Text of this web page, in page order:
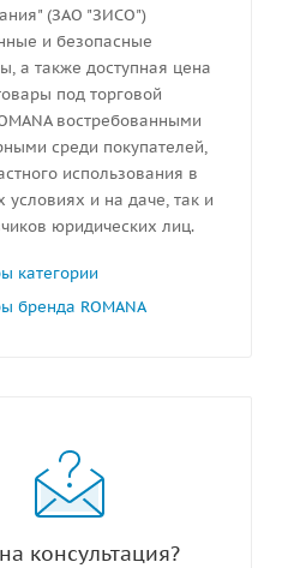
(ЗАО "ЗИСО")
и безопасные
а также доступная цена
под торговой
востребованными
среди покупателей,
использования в
и на даче, так и
юридических лиц.
категории
бренда ROMANA
консультация?